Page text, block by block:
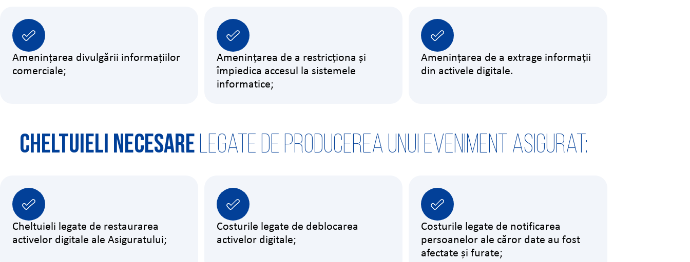
Amenințarea divulgării informațiilor
comerciale;
Amenințarea de a restricționa și
împiedica accesul la sistemele
informatice;
Amenințarea de a extrage informații
din activele digitale.
Cheltuieli necesarelegate de producerea unui eveniment asigurat:
Cheltuieli legate de restaurarea
activelor digitale ale Asiguratului;
Costurile legate de deblocarea
activelor digitale;
Costurile legate de notificarea
persoanelor ale căror date au fost
afectate și furate;